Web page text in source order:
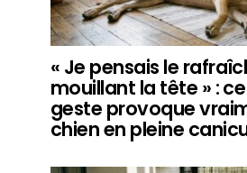
« Je pensais le
mouillant la tête » :
geste provoque
chien en pleine